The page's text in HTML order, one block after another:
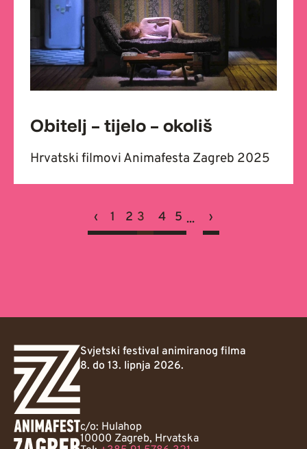
Obitelj – tijelo – okoliš
Hrvatski filmovi Animafesta Zagreb 2025
‹ 1 2 3 4 5 ... ›
Svjetski festival animiranog filma
8. do 13. lipnja 2026.
c/o: Hulahop
10000 Zagreb, Hrvatska